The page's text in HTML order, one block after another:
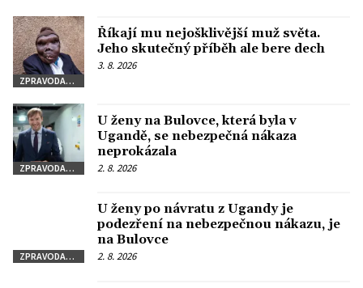
ZPRAVODAJSTVÍ
Říkají mu nejošklivější muž světa.
Jeho skutečný příběh ale bere dech
3. 8. 2026
ZPRAVODAJSTVÍ
U ženy na Bulovce, která byla v
Ugandě, se nebezpečná nákaza
neprokázala
2. 8. 2026
ZPRAVODAJSTVÍ
U ženy po návratu z Ugandy je
podezření na nebezpečnou nákazu, je
na Bulovce
2. 8. 2026